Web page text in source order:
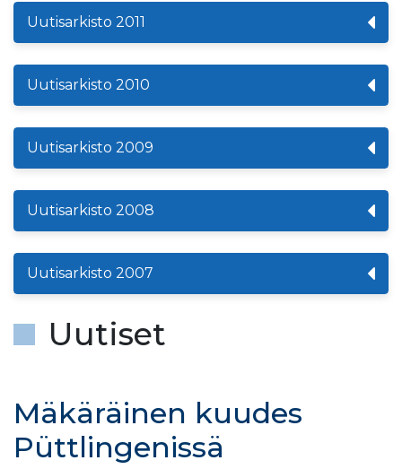
Uutisarkisto 2011
Uutisarkisto 2010
Uutisarkisto 2009
Uutisarkisto 2008
Uutisarkisto 2007
Uutiset
Mäkäräinen kuudes
Püttlingenissä